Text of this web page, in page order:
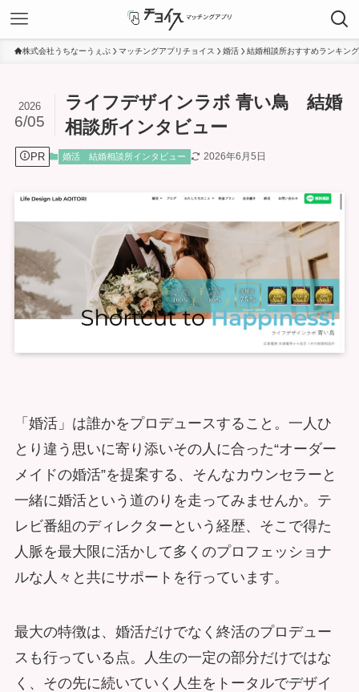
株式会社うちなーうぇぶ マッチングアプリチョイス 婚活 結婚相談所おすすめランキン
ライフデザインラボ 青い鳥 結婚
相談所インタビュー
2026
6/05
PR 婚活 結婚相談所インタビュー 2026年6月5日
「婚活」は誰かをプロデュースすること。一人ひ
とり違う思いに寄り添いその人に合った“オーダー
メイドの婚活”を提案する、そんなカウンセラーと
一緒に婚活という道のりを走ってみませんか。テ
レビ番組のディレクターという経歴、そこで得た
人脈を最大限に活かして多くのプロフェッショナ
ルな人々と共にサポートを行っています。
最大の特徴は、婚活だけでなく終活のプロデュー
スも行っている点。人生の一定の部分だけではな
く、その先に続いていく人生をトータルでデザイ